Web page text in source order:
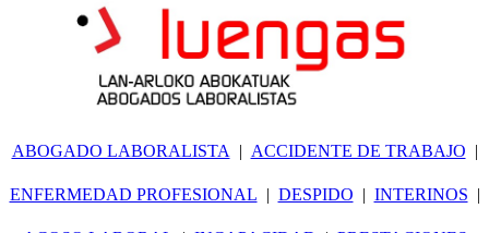
ABOGADO LABORALISTA ACCIDENTE DE TRABAJO
ENFERMEDAD PROFESIONAL DESPIDO INTERINOS